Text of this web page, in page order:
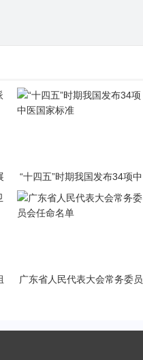
“十四五”时期我国发布34项中
医国家标准
广东省人民代表大会常务委员